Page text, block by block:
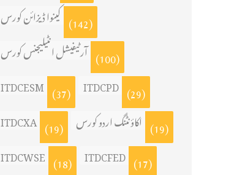
کینوا ڈیزائن کورس (142)
آرٹیفیشل انٹیلیجنس کورس (100)
ITDCESM (37) ITDCPD (29)
ITDCXA (19) اکاؤنٹنگ اردو کورس (19)
ITDCWSE (18) ITDCFED (17)